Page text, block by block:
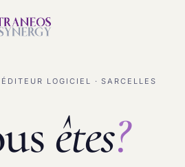
LOGICIEL · SARCELLES
êtes?